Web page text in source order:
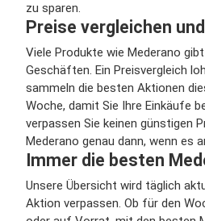
zu sparen.
Preise vergleichen
Viele Produkte wie Mederano
Geschäften. Ein Preisvergleich
sammeln die besten Aktionen
Woche, damit Sie Ihre Einkäufe
verpassen Sie keinen günstigen
Mederano genau dann, wenn es
Immer die besten
Unsere Übersicht wird täglich
Aktion verpassen. Ob für den